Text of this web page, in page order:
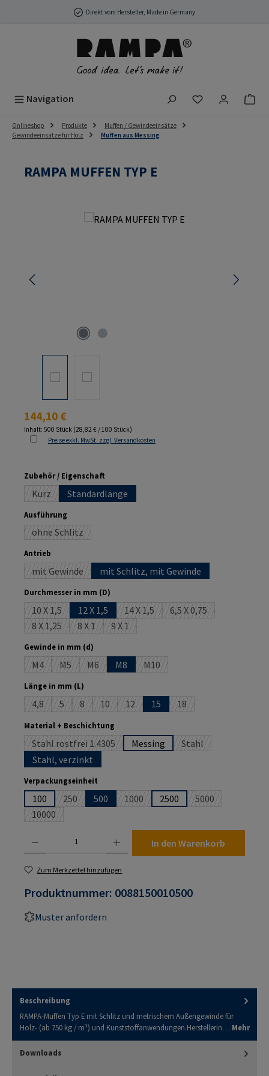
Zum Hauptinhalt springenDirekt vom Hersteller, Made in Germany
Navigation Du hast 0
Onlineshop Produkte
Muffen / Gewindeeinsätze
Gewindeeinsätze für Holz
Muffen aus Messing
RAMPA MUFFEN TYP E
Bildergalerie überspringen
Regulärer Preis:
144,10 €
Inhalt: 500 Stück (28,82 € / 100 Stück)
Preise exkl. MwSt. zzgl. Versandkosten
Zubehör / Eigenschaft
Kurz(Diese Option ist zurzeit nicht verfügbar.)
Standardlänge
Ausführung
ohne Schlitz(Diese Option ist zurzeit nicht verfügbar.)
Antrieb
mit Gewinde(Diese Option ist zurzeit nicht verfügbar.)
mit Schlitz, mit Gewinde
Durchmesser in mm (D)
10 X 1,5(Diese Option ist zurzeit nicht verfügbar.)
12 X 1,5 14 X 1,5(Diese Option ist zurzeit nicht
6,5 X 0,75(Diese Option ist
8 X 1,25(Diese Option ist zurzeit nicht verfügbar.)
8 X 1(Diese Option ist zurzeit nicht verfügbar.)
9 X 1(Diese Option ist zurzeit nicht verfügbar.)
Gewinde in mm (d)
M4(Diese Option ist zurzeit nicht verfügbar.)
M5(Diese Option ist zurzeit nicht verfügbar.)
M6(Diese Option ist zurzeit nicht verfügbar.)
M8 M10(Diese Option ist zurzeit nicht
Länge in mm (L)
4,8(Diese Option ist zurzeit nicht verfügbar.)
5(Diese Option ist zurzeit nicht verfügbar.)
8(Diese Option ist zurzeit nicht verfügbar.)
10(Diese Option ist zurzeit nicht verfügbar.)
12(Diese Option ist zurzeit nicht
15 18(Diese Option ist
Material + Beschichtung
Stahl rostfrei 1.4305(Diese Option ist zurzeit nicht verfügbar.)
Messing Stahl(Diese Option ist
Stahl, verzinkt
Verpackungseinheit
100 250(Diese Option ist zurzeit nicht verfügbar.)
500 1000(Diese Option ist zurzeit nicht
2500 5000(Diese Option ist
10000(Diese Option ist zurzeit nicht verfügbar.)
In den Warenkorb
Zum Merkzettel hinzufügen
Produktnummer: 0088150010500
Muster anfordern
Beschreibung
RAMPA-Muffen Typ E mit Schlitz und metrischem Außengewinde für
Holz- (ab 750 kg / m³) und Kunststoffanwendungen.Herstellerin… Mehr
Downloads